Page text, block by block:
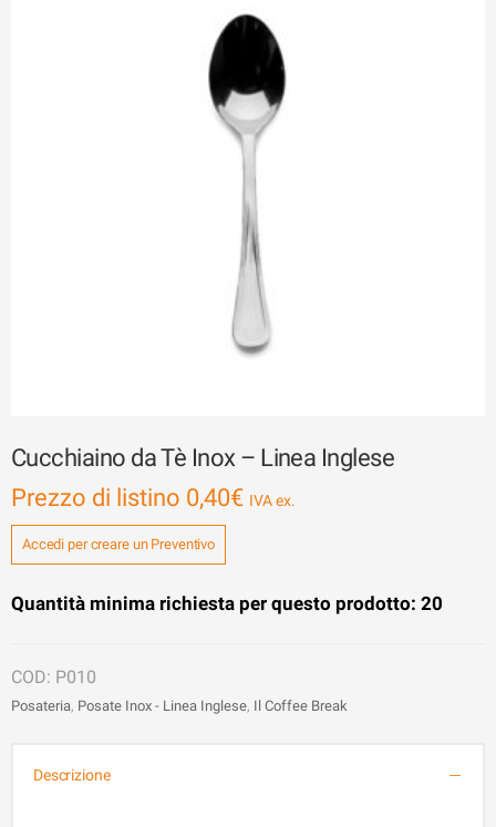
Cucchiaino da Tè Inox – Linea Inglese
Prezzo di listino 0,40€
Accedi per creare un Preventivo
Quantità minima richiesta per questo prodotto: 20
P010
Posateria, Posate Inox - Linea Inglese, Il Coffee Break
Descrizione